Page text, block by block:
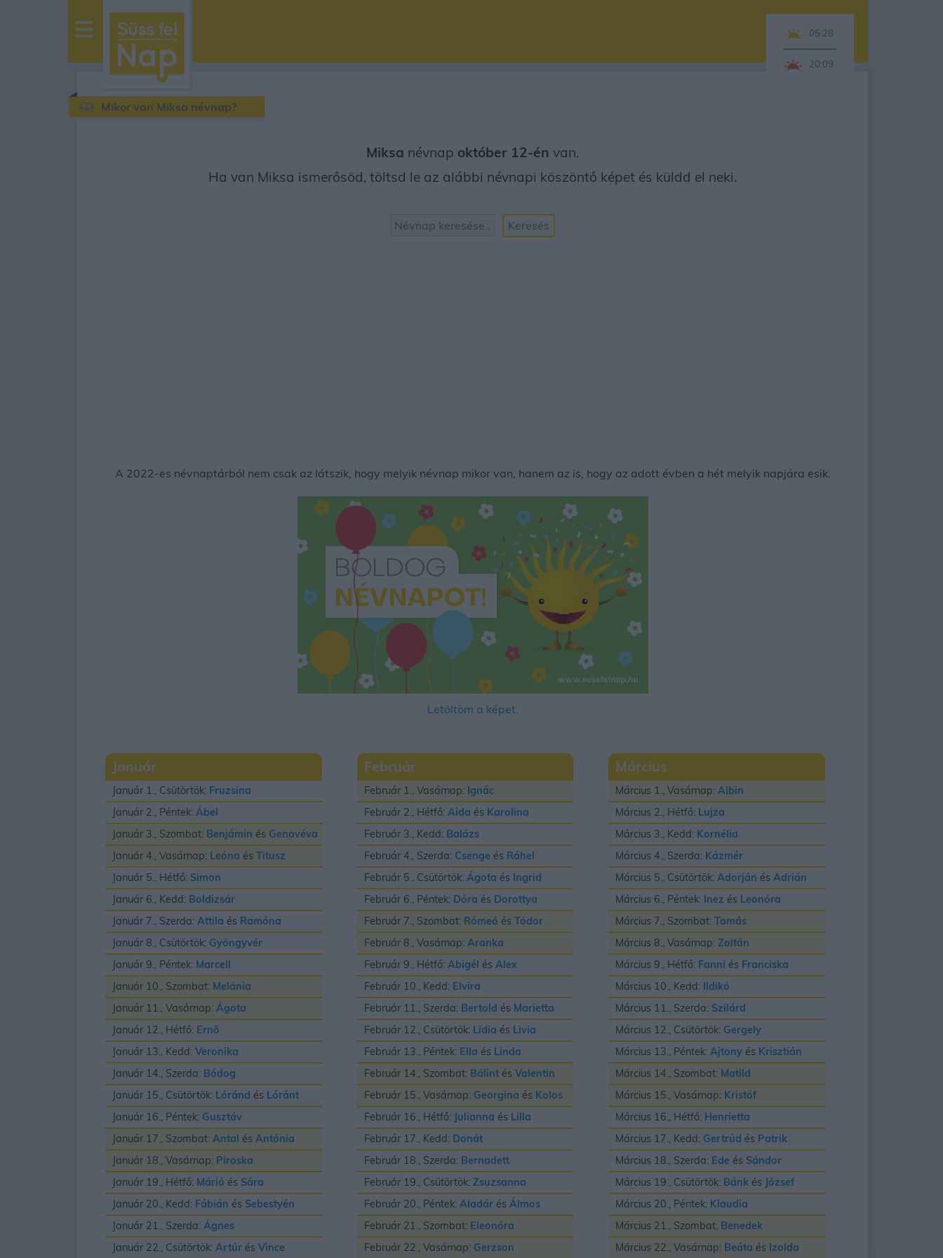
sussfelnap.hu
időjárás
05:28
20:09
Mikor van Miksa névnap?
Miksa névnap október 12-én van.
Ha van Miksa ismerősöd, töltsd le az alábbi névnapi köszöntő képet és küldd el neki.
Keresés
A 2022-es névnaptárból nem csak az látszik, hogy melyik névnap mikor van, hanem az is, hogy az adott évben a hét melyik napjára esik.
Letöltöm a képet.
Január
Január 1., Csütörtök: Fruzsina
Január 2., Péntek: Ábel
Január 3., Szombat: Benjámin és Genovéva
Január 4., Vasárnap: Leóna és Titusz
Január 5., Hétfő: Simon
Január 6., Kedd: Boldizsár
Január 7., Szerda: Attila és Ramóna
Január 8., Csütörtök: Gyöngyvér
Január 9., Péntek: Marcell
Január 10., Szombat: Melánia
Január 11., Vasárnap: Ágota
Január 12., Hétfő: Ernõ
Január 13., Kedd: Veronika
Január 14., Szerda: Bódog
Január 15., Csütörtök: Lóránd és Lóránt
Január 16., Péntek: Gusztáv
Január 17., Szombat: Antal és Antónia
Január 18., Vasárnap: Piroska
Január 19., Hétfő: Márió és Sára
Január 20., Kedd: Fábián és Sebestyén
Január 21., Szerda: Ágnes
Január 22., Csütörtök: Artúr és Vince
Február
Február 1., Vasárnap: Ignác
Február 2., Hétfő: Aida és Karolina
Február 3., Kedd: Balázs
Február 4., Szerda: Csenge és Ráhel
Február 5., Csütörtök: Ágota és Ingrid
Február 6., Péntek: Dóra és Dorottya
Február 7., Szombat: Rómeó és Tódor
Február 8., Vasárnap: Aranka
Február 9., Hétfő: Abigél és Alex
Február 10., Kedd: Elvira
Február 11., Szerda: Bertold és Marietta
Február 12., Csütörtök: Lidia és Livia
Február 13., Péntek: Ella és Linda
Február 14., Szombat: Bálintés Valentin
Február 15., Vasárnap: Georgina és Kolos
Február 16., Hétfő: Julianna és Lilla
Február 17., Kedd: Donát
Február 18., Szerda: Bernadett
Február 19., Csütörtök: Zsuzsanna
Február 20., Péntek: Aladárés Álmos
Február 21., Szombat: Eleonóra
Február 22., Vasárnap: Gerzson
Március
Március 1., Vasárnap:Albin
Március 2., Hétfő: Lujza
Március 3., Kedd: Kornélia
Március 4., Szerda: Kázmér
Március 5., Csütörtök:Adorján ésAdrián
Március 6., Péntek: Inez és Leonóra
Március 7., Szombat:Tamás
Március 8., Vasárnap: Zoltán
Március 9., Hétfő: Fanni és Franciska
Március 10., Kedd: Ildikó
Március 11., Szerda: Szilárd
Március 12., Csütörtök: Gergely
Március 13., Péntek:Ajtony és Krisztián
Március 14., Szombat: Matild
Március 15., Vasárnap: Kristóf
Március 16., Hétfő: Henrietta
Március 17., Kedd: Gertrúd és Patrik
Március 18., Szerda: Ede és Sándor
Március 19., Csütörtök: Bánk és József
Március 20., Péntek: Klaudia
Március 21., Szombat: Benedek
Március 22., Vasárnap: Beáta és Izolda